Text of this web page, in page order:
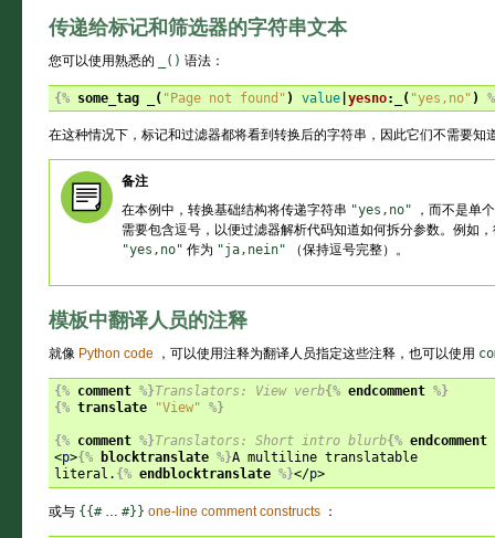
传递给标记和筛选器的字符串文本
您可以使用熟悉的 _() 语法：
{% some_tag ( "Page not found" ) value| yesno: ( "yes,no" )
在这种情况下，标记和过滤器都将看到转换后的字符串，因此它们不需要知
备注
在本例中，转换基础结构将传递字符串 "yes,no" ，而不是单
需要包含逗号，以便过滤器解析代码知道如何拆分参数。例如
"yes,no" 作为 "ja,nein" （保持逗号完整）。
模板中翻译人员的注释
就像 Python code ，可以使用注释为翻译人员指定这些注释，也可以使用
{% comment %}Translators: View verb{% endcomment %}
{% translate "View" %}
{% comment %}Translators: Short intro blurb{% endcomment
<p>{% blocktranslate %}A multiline translatable
literal. {% endblocktranslate %}</p>
或与 {{#… #}} one-line comment constructs ：